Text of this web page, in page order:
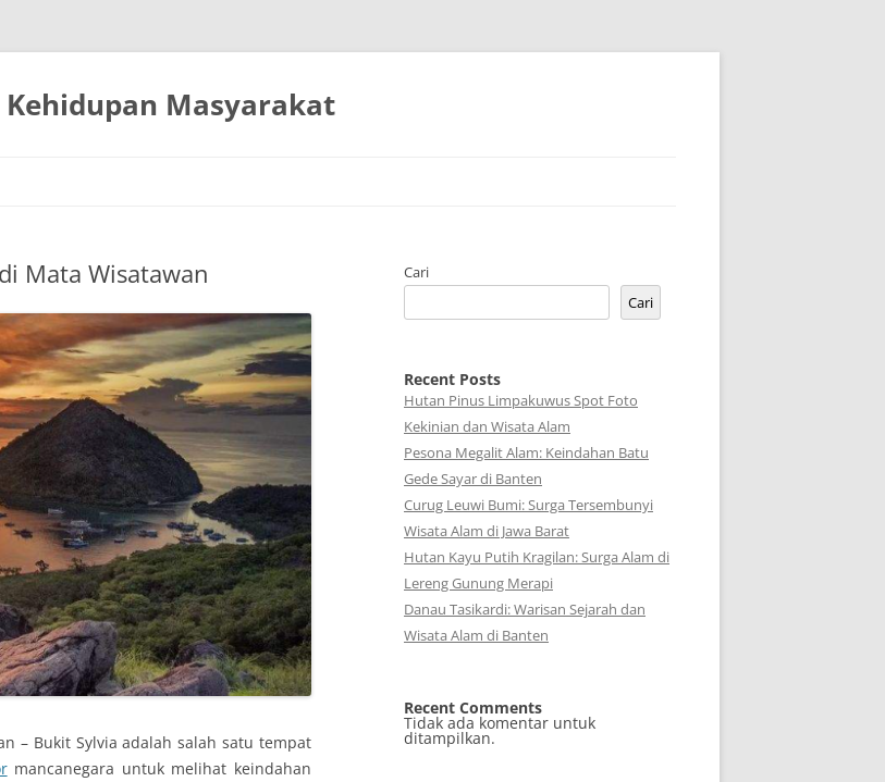
Masyarakat
Mata Wisatawan
– Bukit Sylvia adalah salah satu tempat
mancanegara untuk melihat keindahan
Cari
Cari
Recent Posts
Hutan Pinus Limpakuwus Spot Foto
Kekinian dan Wisata Alam
Pesona Megalit Alam: Keindahan Batu
Gede Sayar di Banten
Curug Leuwi Bumi: Surga Tersembunyi
Wisata Alam di Jawa Barat
Hutan Kayu Putih Kragilan: Surga Alam di
Lereng Gunung Merapi
Danau Tasikardi: Warisan Sejarah dan
Wisata Alam di Banten
Recent Comments
Tidak ada komentar untuk
ditampilkan.